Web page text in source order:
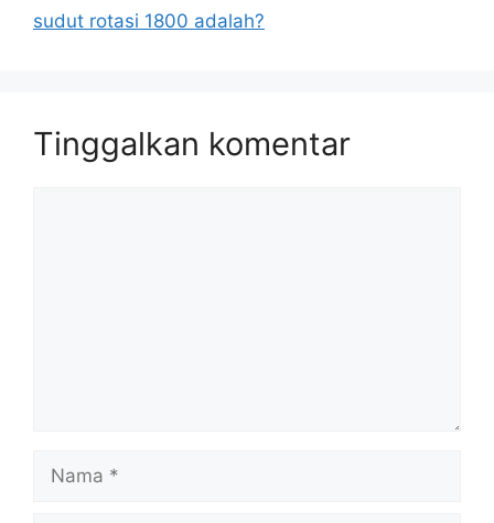
sudut rotasi 1800 adalah?
Tinggalkan komentar